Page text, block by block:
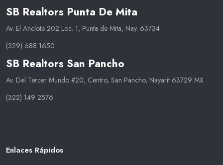
SB Realtors Punta De Mita
Av. El Anclote 202 Loc. 1, Punta de Mita, Nay. 63734
(329) 688 1650
SB Realtors San Pancho
Av. Del Tercer Mundo #20, Centro, San Pancho, Nayarit 63729 MX
(322) 149 2576
Enlaces Rápidos